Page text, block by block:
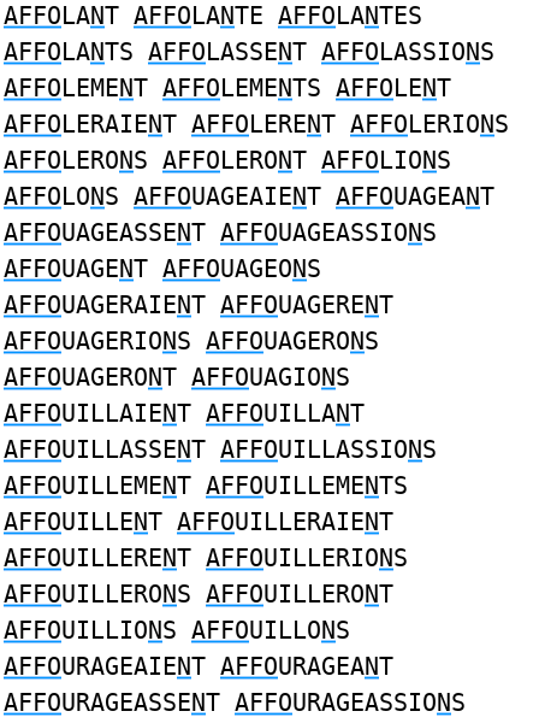
AFFOLANT AFFOLANTE AFFOLANTES
AFFOLANTS AFFOLASSENT AFFOLASSIONS
AFFOLEMENT AFFOLEMENTS AFFOLENT
AFFOLERAIENT AFFOLERENT AFFOLERIONS
AFFOLERONS AFFOLERONT AFFOLIONS
AFFOLONS AFFOUAGEAIENT AFFOUAGEANT
AFFOUAGEASSENT AFFOUAGEASSIONS
AFFOUAGENT AFFOUAGEONS
AFFOUAGERAIENT AFFOUAGERENT
AFFOUAGERIONS AFFOUAGERONS
AFFOUAGERONT AFFOUAGIONS
AFFOUILLAIENT AFFOUILLANT
AFFOUILLASSENT AFFOUILLASSIONS
AFFOUILLEMENT AFFOUILLEMENTS
AFFOUILLENT AFFOUILLERAIENT
AFFOUILLERENT AFFOUILLERIONS
AFFOUILLERONS AFFOUILLERONT
AFFOUILLIONS AFFOUILLONS
AFFOURAGEAIENT AFFOURAGEANT
AFFOURAGEASSENT AFFOURAGEASSIONS